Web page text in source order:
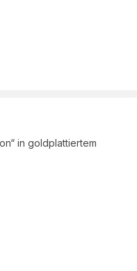
in goldplattiertem